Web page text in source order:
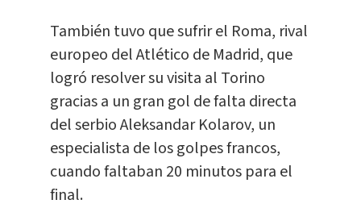
También tuvo que sufrir el Roma, rival
europeo del Atlético de Madrid, que
logró resolver su visita al Torino
gracias a un gran gol de falta directa
del serbio Aleksandar Kolarov, un
especialista de los golpes francos,
cuando faltaban 20 minutos para el
final.